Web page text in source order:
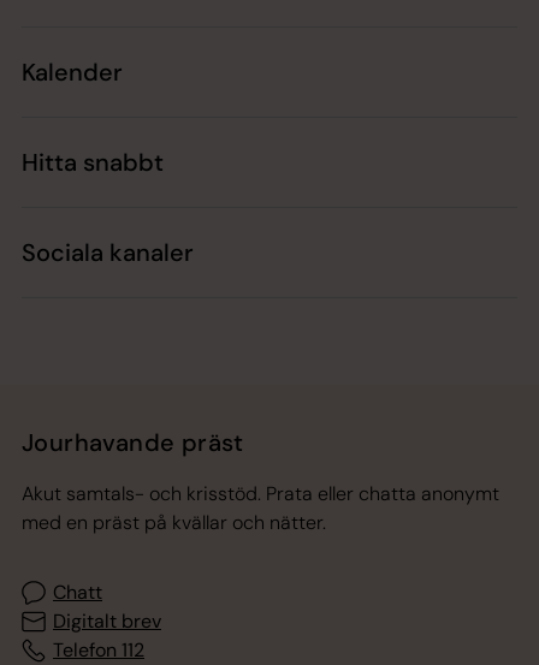
Kalender
Hitta snabbt
Sociala kanaler
Jourhavande präst
Akut samtals- och krisstöd. Prata eller chatta anonymt
med en präst på kvällar och nätter.
Chatt
Digitalt brev
Telefon 112